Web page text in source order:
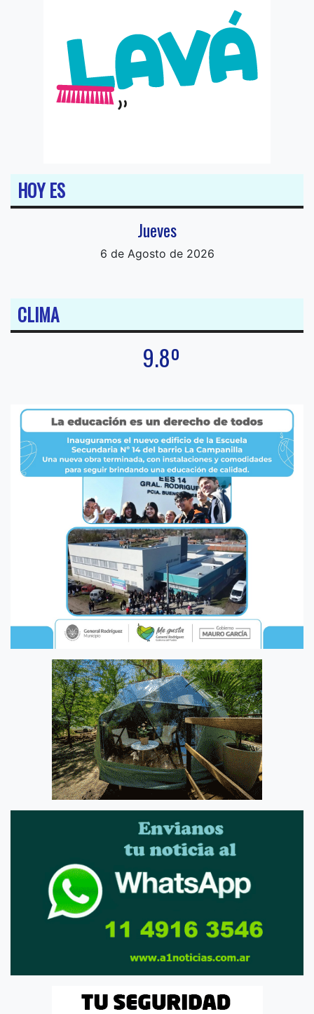
HOY ES
Jueves
6 de Agosto de 2026
CLIMA
9.8º